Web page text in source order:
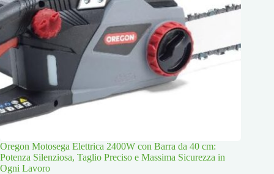
Oregon Motosega Elettrica 2400W con Barra da 40 cm:
Potenza Silenziosa, Taglio Preciso e Massima Sicurezza in
Ogni Lavoro